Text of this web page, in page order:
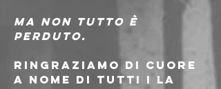
Ma non tutto è
perduto.
Ringraziamo di cuore
a nome di tutti i La